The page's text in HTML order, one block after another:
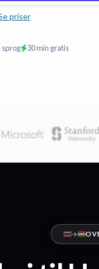
priser
sprog 30 min gratis